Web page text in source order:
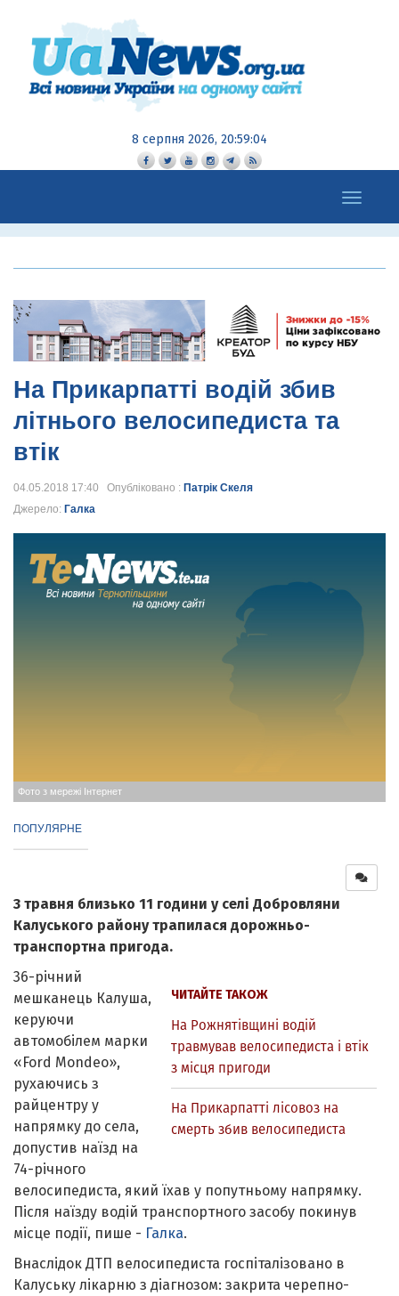
8 серпня 2026, 20:59:05
Toggle
navigation
На Прикарпатті водій збив
літнього велосипедиста та
втік
04.05.2018 17:40 Опубліковано : Патрік Скеля
Джерело: Галка
Фото з мережі Інтернет
ПОПУЛЯРНЕ
3 травня близько 11 години у селі Добровляни
Калуського району трапилася дорожньо-
транспортна пригода.
ЧИТАЙТЕ ТАКОЖ
На Рожнятівщині водій
травмував велосипедиста і втік
з місця пригоди
На Прикарпатті лісовоз на
смерть збив велосипедиста
36-річний
мешканець Калуша,
керуючи
автомобілем марки
«Ford Mondeo»,
рухаючись з
райцентру у
напрямку до села,
допустив наїзд на
74-річного
велосипедиста, який їхав у попутньому напрямку.
Після наїзду водій транспортного засобу покинув
місце події, пише - Галка.
Внаслідок ДТП велосипедиста госпіталізовано в
Калуську лікарню з діагнозом: закрита черепно-